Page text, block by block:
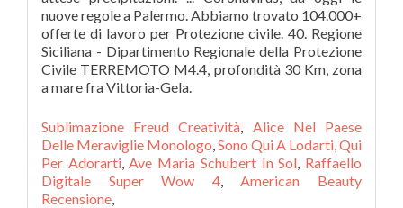
nuove regole a Palermo. Abbiamo trovato 104.000+
offerte di lavoro per Protezione civile. 40. Regione
Siciliana - Dipartimento Regionale della Protezione
Civile TERREMOTO M4.4, profondità 30 Km, zona
a mare fra Vittoria-Gela.
Sublimazione Freud Creatività, Alice Nel Paese
Delle Meraviglie Monologo,Sono Qui A Lodarti, Qui
Per Adorarti,Ave Maria Schubert In Sol, Raffaello
Digitale Super Wow 4,American Beauty
Recensione,